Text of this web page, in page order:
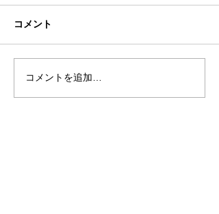
コメント
コメントを追加…